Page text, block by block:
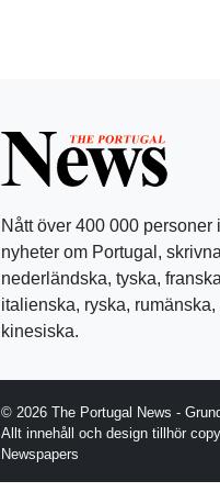
Nått över 400 000 personer
nyheter om Portugal,
nederländska, tyska,
italienska, ryska,
kinesiska.
© 2026 The Portugal News -
Allt innehåll och design tillhör
Newspapers